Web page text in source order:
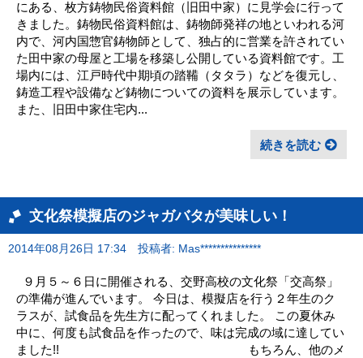
にある、枚方鋳物民俗資料館（旧田中家）に見学会に行って
きました。鋳物民俗資料館は、鋳物師発祥の地といわれる河
内で、河内国惣官鋳物師として、独占的に営業を許されてい
た田中家の母屋と工場を移築し公開している資料館です。工
場内には、江戸時代中期頃の踏鞴（タタラ）などを復元し、
鋳造工程や設備など鋳物についての資料を展示しています。
また、旧田中家住宅内...
続きを読む
文化祭模擬店のジャガバタが美味しい！
2014年08月26日 17:34 投稿者: Mas***************
９月５～６日に開催される、交野高校の文化祭「交高祭」
の準備が進んでいます。 今日は、模擬店を行う２年生のク
ラスが、試食品を先生方に配ってくれました。 この夏休み
中に、何度も試食品を作ったので、味は完成の域に達してい
ました!! もちろん、他のメ